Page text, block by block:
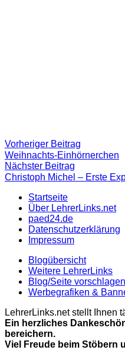
Beitragsnavigation
Vorheriger Beitrag
Beitrag:
Weihnachts-Einhörnerchen
Nächster Beitrag
Beitrag
Christoph Michel – Erste
Startseite
Über LehrerLinks.net
paed24.de
Datenschutzerklärung
Impressum
Blogübersicht
Weitere LehrerLinks
Blog/Seite vorschlagen
Werbegrafiken &
LehrerLinks.net stellt Ihnen
Ein herzliches
bereichern.
Viel Freude beim Stöbern